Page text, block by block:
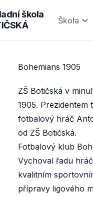
škola
Škola
Bohemians 1905
ZŠ Botičská v
1905.
fotbalový hráč
od ZŠ Botičská.
Fotbalový klub
Vychoval řadu
kvalitním
přípravy ligového